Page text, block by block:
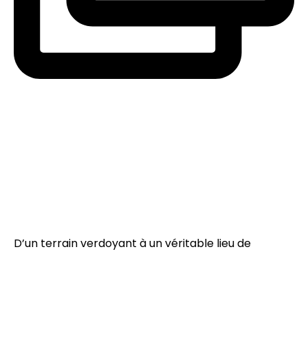
D’un terrain verdoyant à un véritable lieu de